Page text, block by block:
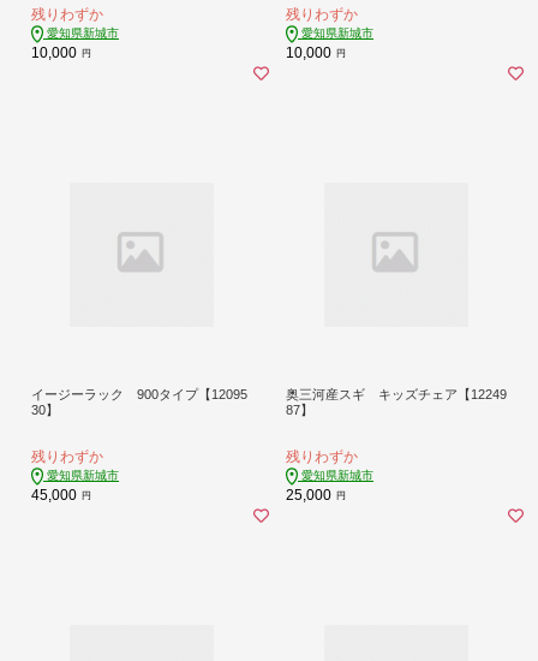
残りわずか
愛知県新城市
10,000 円
残りわずか
愛知県新城市
10,000 円
イージーラック 900タイプ【12095
30】
残りわずか
愛知県新城市
45,000 円
奥三河産スギ キッズチェア【12249
87】
残りわずか
愛知県新城市
25,000 円